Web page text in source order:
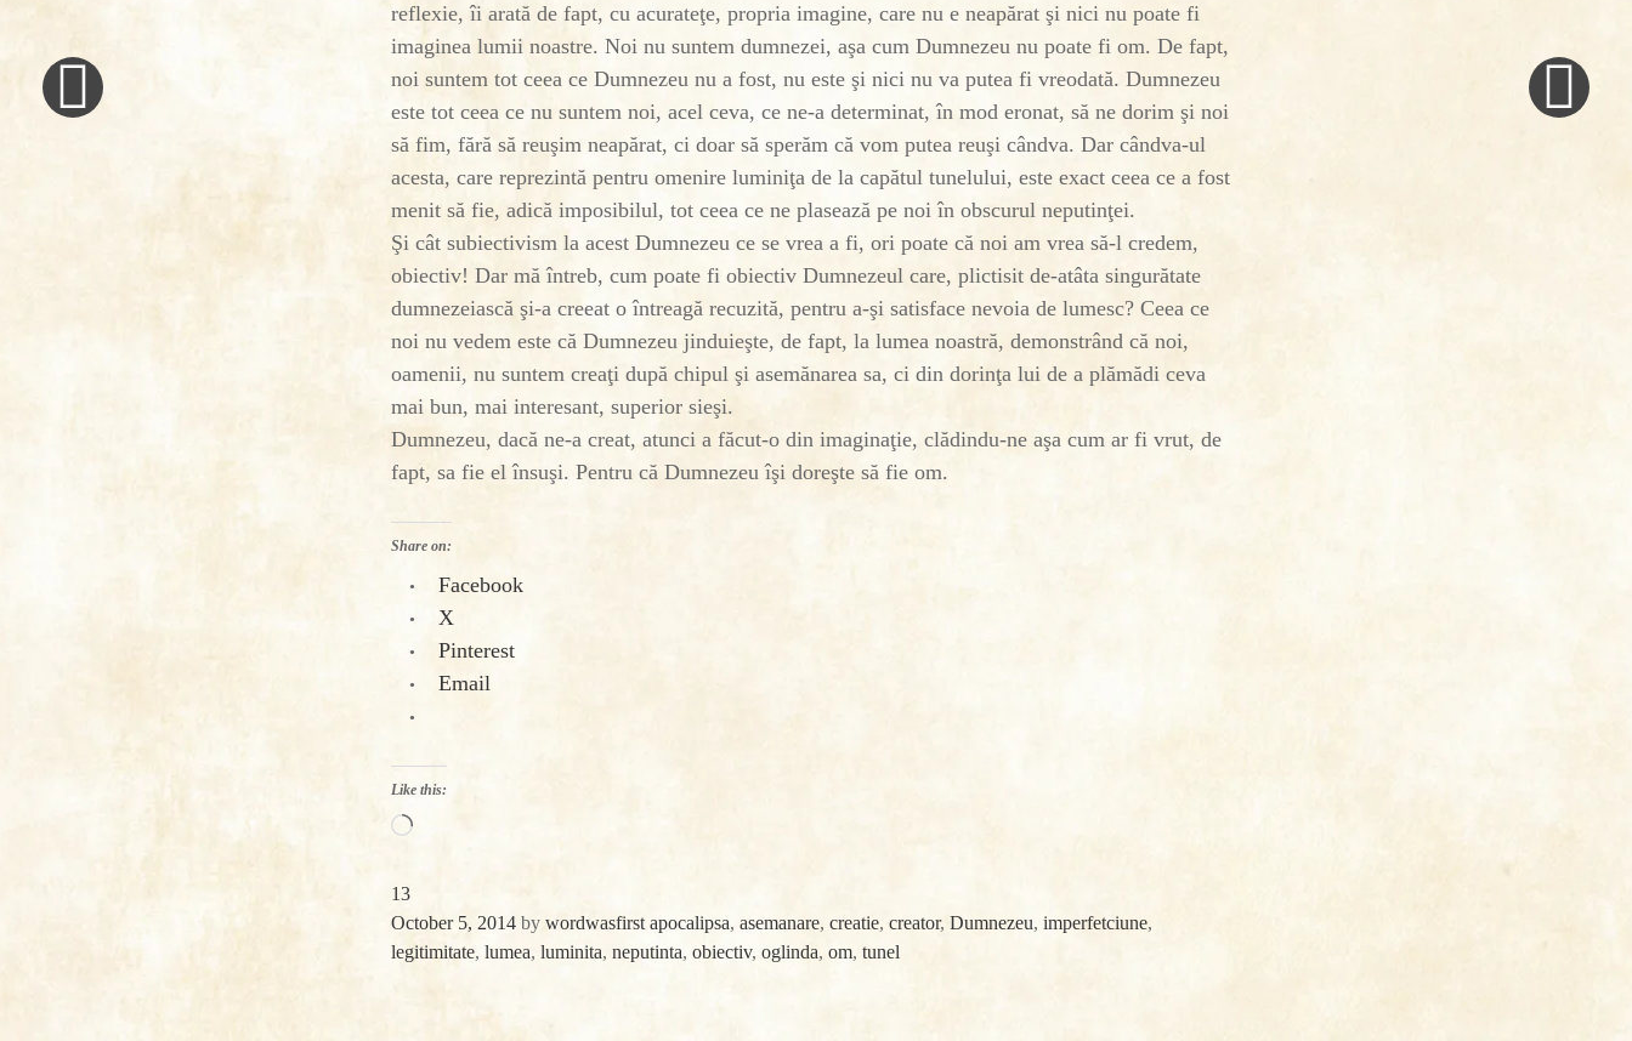
reflexie, îi arată de fapt, cu acurateţe, propria imagine, care nu e neapărat şi nici nu poate fi
imaginea lumii noastre. Noi nu suntem dumnezei, aşa cum Dumnezeu nu poate fi om. De fapt,
noi suntem tot ceea ce Dumnezeu nu a fost, nu este şi nici nu va putea fi vreodată. Dumnezeu
este tot ceea ce nu suntem noi, acel ceva, ce ne-a determinat, în mod eronat, să ne dorim şi noi
să fim, fără să reuşim neapărat, ci doar să sperăm că vom putea reuşi cândva. Dar cândva-ul
acesta, care reprezintă pentru omenire luminiţa de la capătul tunelului, este exact ceea ce a fost
menit să fie, adică imposibilul, tot ceea ce ne plasează pe noi în obscurul neputinţei.
Şi cât subiectivism la acest Dumnezeu ce se vrea a fi, ori poate că noi am vrea să-l credem,
obiectiv! Dar mă întreb, cum poate fi obiectiv Dumnezeul care, plictisit de-atâta singurătate
dumnezeiască şi-a creeat o întreagă recuzită, pentru a-şi satisface nevoia de lumesc? Ceea ce
noi nu vedem este că Dumnezeu jinduieşte, de fapt, la lumea noastră, demonstrând că noi,
oamenii, nu suntem creaţi după chipul şi asemănarea sa, ci din dorinţa lui de a plămădi ceva
mai bun, mai interesant, superior sieşi.
Dumnezeu, dacă ne-a creat, atunci a făcut-o din imaginaţie, clădindu-ne aşa cum ar fi vrut, de
fapt, sa fie el însuşi. Pentru că Dumnezeu îşi doreşte să fie om.
Share on:
Facebook
X
Pinterest
Email
Like this:
Loading…
13
October 5, 2014 by wordwasfirst apocalipsa, asemanare, creatie, creator, Dumnezeu, imperfetciune,
legitimitate, lumea, luminita, neputinta, obiectiv, oglinda, om, tunel
Previous